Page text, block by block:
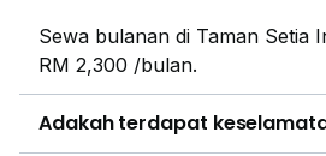
Sewa bulanan di Taman Setia
RM 2,300 /bulan.
Adakah terdapat